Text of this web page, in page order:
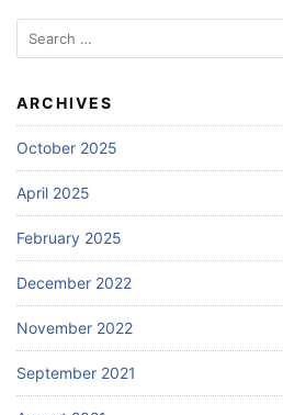
Search
for:
ARCHIVES
October 2025
April 2025
February 2025
December 2022
November 2022
September 2021